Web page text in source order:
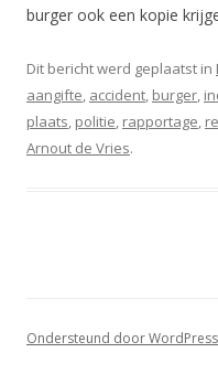
burger ook een kopie
Dit bericht werd geplaatst in
aangifte, accident, burger,
plaats, politie, rapportage,
Arnout de Vries.
Ondersteund door WordPress